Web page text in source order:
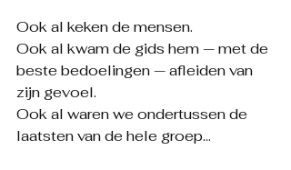
Ook al keken de mensen.
Ook al kwam de gids hem — met de
beste bedoelingen — afleiden van
zijn gevoel.
Ook al waren we ondertussen de
laatsten van de hele groep…